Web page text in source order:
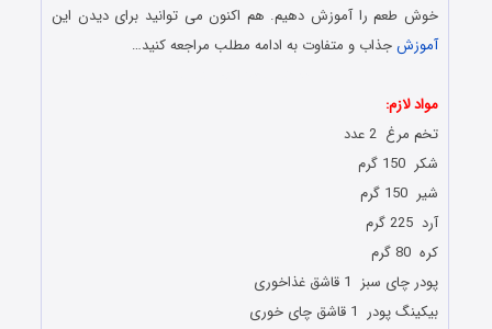
خوش طعم را آموزش دهیم. هم اکنون می توانید برای دیدن این
آموزشجذاب و متفاوت به ادامه مطلب مراجعه کنید…
مواد لازم:
تخم مرغ 2 عدد
شکر 150 گرم
شیر 150 گرم
آرد 225 گرم
کره 80 گرم
پودر چای سبز 1 قاشق غذاخوری
بیکینگ ‌‌پودر 1 قاشق چای خوری